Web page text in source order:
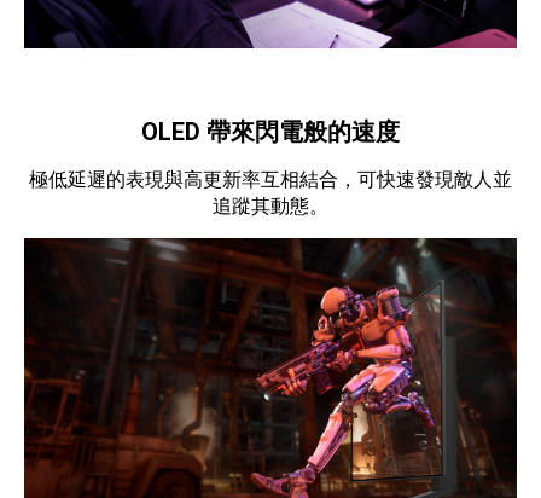
OLED 帶來閃電般的速度
極低延遲的表現與高更新率互相結合，可快速發現敵人並
追蹤其動態。